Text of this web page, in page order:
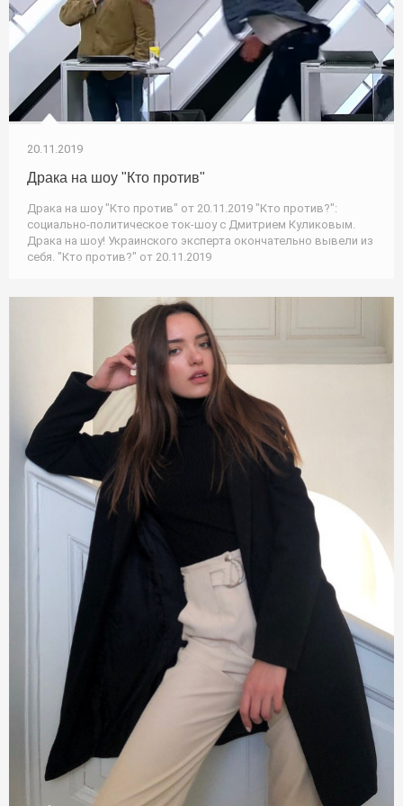
20.11.2019
Драка на шоу "Кто против"
Драка на шоу "Кто против" от 20.11.2019 "Кто против?":
социально-политическое ток-шоу с Дмитрием Куликовым.
Драка на шоу! Украинского эксперта окончательно вывели из
себя. "Кто против?" от 20.11.2019